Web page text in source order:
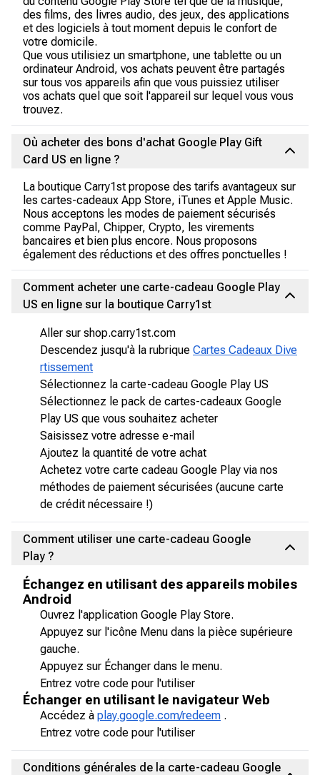
des films, des livres audio, des jeux, des applications
et des logiciels à tout moment depuis le confort de
votre domicile.
Que vous utilisiez un smartphone, une tablette ou un
ordinateur Android, vos achats peuvent être partagés
sur tous vos appareils afin que vous puissiez utiliser
vos achats quel que soit l'appareil sur lequel vous vous
trouvez.
Où acheter des bons d'achat Google Play Gift
Card US en ligne ?
La boutique Carry1st propose des tarifs avantageux sur
les cartes-cadeaux App Store, iTunes et Apple Music.
Nous acceptons les modes de paiement sécurisés
comme PayPal, Chipper, Crypto, les virements
bancaires et bien plus encore. Nous proposons
également des réductions et des offres ponctuelles !
Comment acheter une carte-cadeau Google Play
US en ligne sur la boutique Carry1st
Aller sur shop.carry1st.com
Descendez jusqu'à la rubrique Cartes Cadeaux Dive
rtissement
Sélectionnez la carte-cadeau Google Play US
Sélectionnez le pack de cartes-cadeaux Google
Play US que vous souhaitez acheter
Saisissez votre adresse e-mail
Ajoutez la quantité de votre achat
Achetez votre carte cadeau Google Play via nos
méthodes de paiement sécurisées (aucune carte
de crédit nécessaire !)
Comment utiliser une carte-cadeau Google
Play ?
Échangez en utilisant des appareils mobiles
Android
Ouvrez l'application Google Play Store.
Appuyez sur l'icône Menu dans la pièce supérieure
gauche.
Appuyez sur Échanger dans le menu.
Entrez votre code pour l'utiliser
Échanger en utilisant le navigateur Web
Accédez à play.google.com/redeem .
Entrez votre code pour l'utiliser
Conditions générales de la carte-cadeau Google